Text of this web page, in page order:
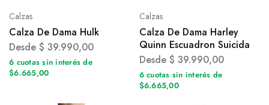
Calzas
Calza De Dama Hulk
Desde $ 39.990,00
6 cuotas sin interés de
$6.665,00
Calzas
Calza De Dama Harley
Quinn Escuadron Suicida
Desde $ 39.990,00
6 cuotas sin interés de
$6.665,00